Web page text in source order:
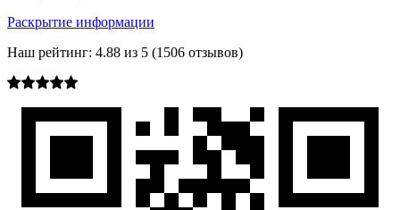
Раскрытие информации
Наш рейтинг: 4.88 из 5 (1506 отзывов)